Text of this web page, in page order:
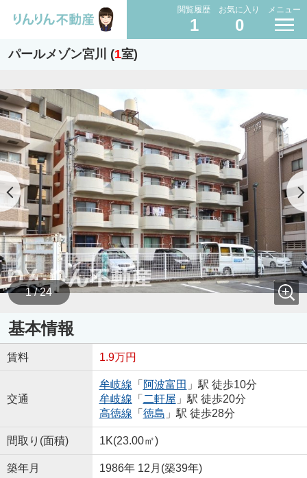
閲覧履歴
1
お気に入り
0
メニュー
パールメゾン宮川 (1室)
1 / 24
基本情報
賃料 1.9万円
交通
牟岐線 「 阿波富田 」駅 徒歩10分
牟岐線 「 二軒屋 」駅 徒歩20分
高徳線 「 徳島 」駅 徒歩28分
間取り(面積) 1K(23.00㎡)
築年月 1986年 12月(築39年)